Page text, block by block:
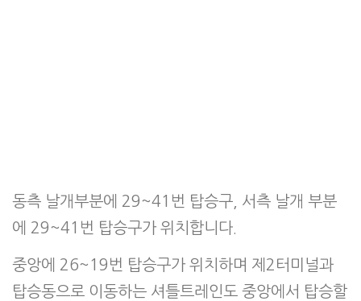
동측 날개부분에 29~41번 탑승구, 서측 날개 부분
에 29~41번 탑승구가 위치합니다.
중앙에 26~19번 탑승구가 위치하며 제2터미널과
탑승동으로 이동하는 셔틀트레인도 중앙에서 탑승할